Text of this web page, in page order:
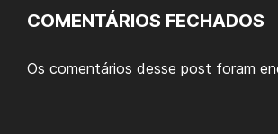
COMENTÁRIOS FECHADOS
Os comentários desse post foram